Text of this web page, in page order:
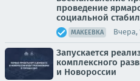
проведение
социальной
МАКЕЕВКА Вчера,
Запускается
комплексного
и Новороссии